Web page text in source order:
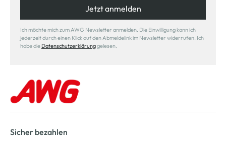
Jetzt anmelden
Ich möchte mich zum AWG Newsletter anmelden. Die Einwilligung kann ich
jederzeit durch einen Klick auf den Abmeldelink im Newsletter widerrufen. Ich
habe die Datenschutzerklärunggelesen.
Sicher bezahlen